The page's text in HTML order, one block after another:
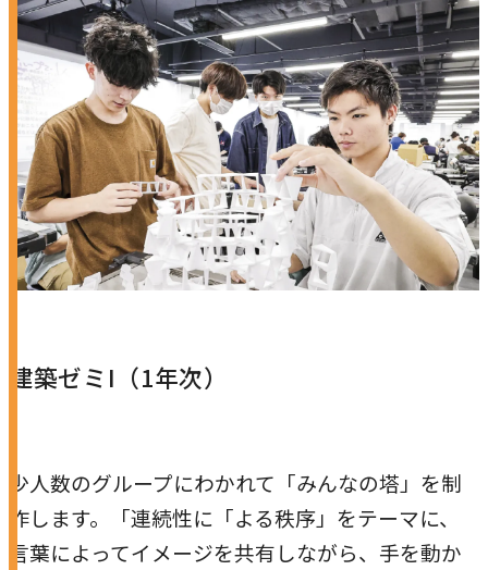
建築ゼミI（1年次）
少人数のグループにわかれて「みんなの塔」を制
作します。「連続性に「よる秩序」をテーマに、
言葉によってイメージを共有しながら、手を動か